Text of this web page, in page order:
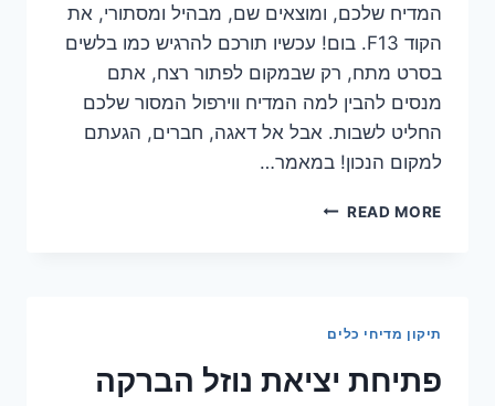
המדיח שלכם, ומוצאים שם, מבהיל ומסתורי, את
הקוד F13. בום! עכשיו תורכם להרגיש כמו בלשים
בסרט מתח, רק שבמקום לפתור רצח, אתם
מנסים להבין למה המדיח ווירפול המסור שלכם
החליט לשבות. אבל אל דאגה, חברים, הגעתם
למקום הנכון! במאמר…
READ MOREקוד
ביותר!
תיקון מדיחי כלים
פתיחת יציאת נוזל הברקה